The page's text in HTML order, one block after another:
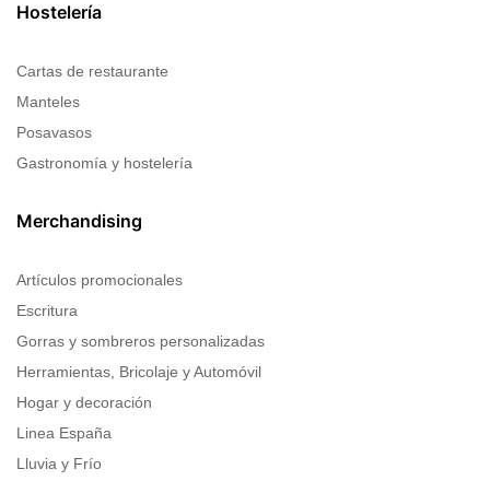
Hostelería
Cartas de restaurante
Manteles
Posavasos
Gastronomía y hostelería
Merchandising
Artículos promocionales
Escritura
Gorras y sombreros personalizadas
Herramientas, Bricolaje y Automóvil
Hogar y decoración
Linea España
Lluvia y Frío